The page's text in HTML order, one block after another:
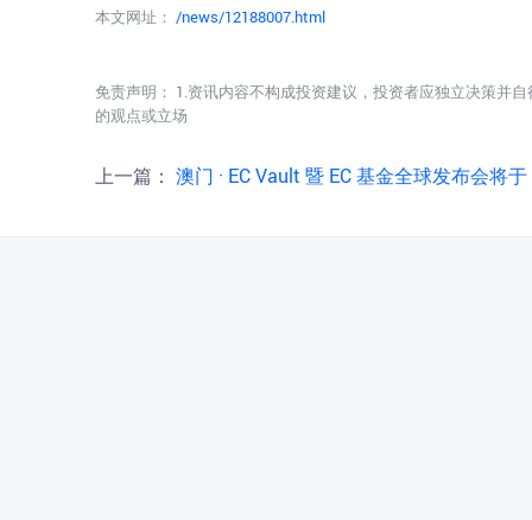
本文网址： /news/12188007.html
免责声明： 1.资讯内容不构成投资建议，投资者应独立决策并
的观点或立场
上一篇： 澳门 · EC Vault 暨 EC 基金全球发布会将于 6 月 15 日启幕，首个 RWA 孵化基金正式